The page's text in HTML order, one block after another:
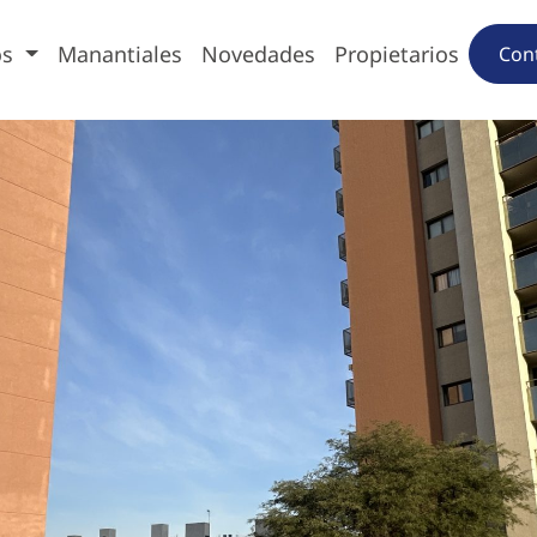
Manantiales Novedades Propietarios